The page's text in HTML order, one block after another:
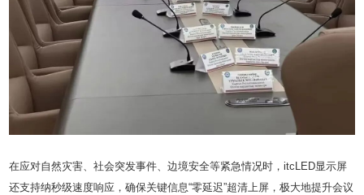
在应对自然灾害、社会突发事件、边境安全等紧急情况时，itcLED显示屏
还支持纳秒级速度响应，确保关键信息“零延迟”超清上屏，极大地提升会议